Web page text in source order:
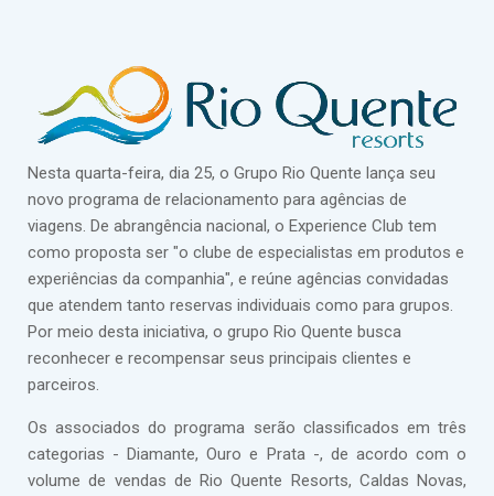
Nesta quarta-feira, dia 25, o Grupo Rio Quente lança seu
novo programa de relacionamento para agências de
viagens. De abrangência nacional, o Experience Club tem
como proposta ser "o clube de especialistas em produtos e
experiências da companhia", e reúne agências convidadas
que atendem tanto reservas individuais como para grupos.
Por meio desta iniciativa, o grupo Rio Quente busca
reconhecer e recompensar seus principais clientes e
parceiros.
Os associados do programa serão classificados em três
categorias - Diamante, Ouro e Prata -, de acordo com o
volume de vendas de Rio Quente Resorts, Caldas Novas,